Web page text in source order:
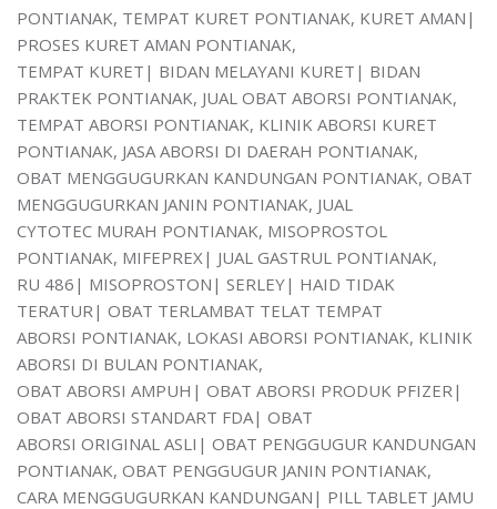
PONTIANAK, TEMPAT KURET PONTIANAK, KURET AMAN|
PROSES KURET AMAN PONTIANAK,
TEMPAT KURET| BIDAN MELAYANI KURET| BIDAN
PRAKTEK PONTIANAK, JUAL OBAT ABORSI PONTIANAK,
TEMPAT ABORSI PONTIANAK, KLINIK ABORSI KURET
PONTIANAK, JASA ABORSI DI DAERAH PONTIANAK,
OBAT MENGGUGURKAN KANDUNGAN PONTIANAK, OBAT
MENGGUGURKAN JANIN PONTIANAK, JUAL
CYTOTEC MURAH PONTIANAK, MISOPROSTOL
PONTIANAK, MIFEPREX| JUAL GASTRUL PONTIANAK,
RU 486| MISOPROSTON| SERLEY| HAID TIDAK
TERATUR| OBAT TERLAMBAT TELAT TEMPAT
ABORSI PONTIANAK, LOKASI ABORSI PONTIANAK, KLINIK
ABORSI DI BULAN PONTIANAK,
OBAT ABORSI AMPUH| OBAT ABORSI PRODUK PFIZER|
OBAT ABORSI STANDART FDA| OBAT
ABORSI ORIGINAL ASLI| OBAT PENGGUGUR KANDUNGAN
PONTIANAK, OBAT PENGGUGUR JANIN PONTIANAK,
CARA MENGGUGURKAN KANDUNGAN| PILL TABLET JAMU